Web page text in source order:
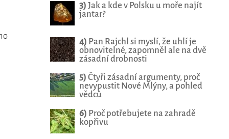
3) Jak a kde v Polsku u moře najít
jantar?
4) Pan Rajchl si myslí, že uhlí je
obnovitelné, zapomněl ale na dvě
zásadní drobnosti
5) Čtyři zásadní argumenty, proč
nevypustit Nové Mlýny, a pohled
vědců
6) Proč potřebujete na zahradě
kopřivu